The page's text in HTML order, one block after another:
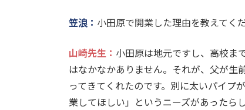
笠浪： 小田原で開業した理由を教えてくだ
山崎先生 ： 小田原は地元ですし、高校ま
はなかなかありません。それが、父が生
ってきてくれたのです。別に太いパイプ
業してほしい」というニーズがあったらし